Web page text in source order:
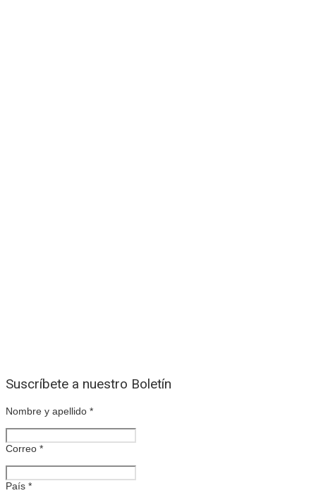
Suscríbete a nuestro Boletín
Nombre y apellido *
Correo *
País *